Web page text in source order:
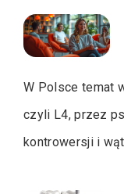
W Polsce temat
czyli L4, przez
kontrowersji i